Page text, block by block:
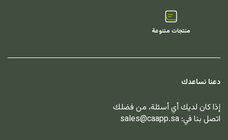
منتجات متنوعة
دعنا نساعدك
إذا كان لديك أي أسئلة، من فضلك
اتصل بنا في: sales@caapp.sa